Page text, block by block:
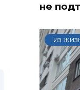
не
ИЗ